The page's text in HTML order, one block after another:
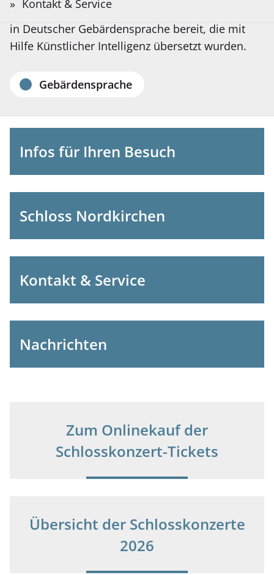
Nordkirchen
Konzertprogramm
Infos für Ihren Besuch
Schloss Nordkirchen
Kontakt & Service
Nachrichten
Zum Onlinekauf der
Schlosskonzert-Tickets
Übersicht der Schlosskonzerte
2026
Auf der folgenden Seite stellen wir Informationen
in Deutscher Gebärdensprache bereit, die mit
Hilfe Künstlicher Intelligenz übersetzt wurden.
Gebärdensprache
Sie?
Suchbegriff
eingeben.
Kontakt & Service